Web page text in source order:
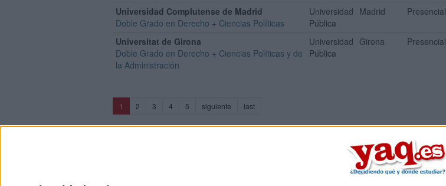
Universidad Complutense de Madrid
Doble Grado en Derecho + Ciencias Políticas
Universidad
Pública
Madrid Presencial
Universitat de Girona
Doble Grado en Derecho + Ciencias Políticas y de
la Administración
Universidad
Pública
Girona Presencial
1 (current)
2 3 4 5 siguiente last